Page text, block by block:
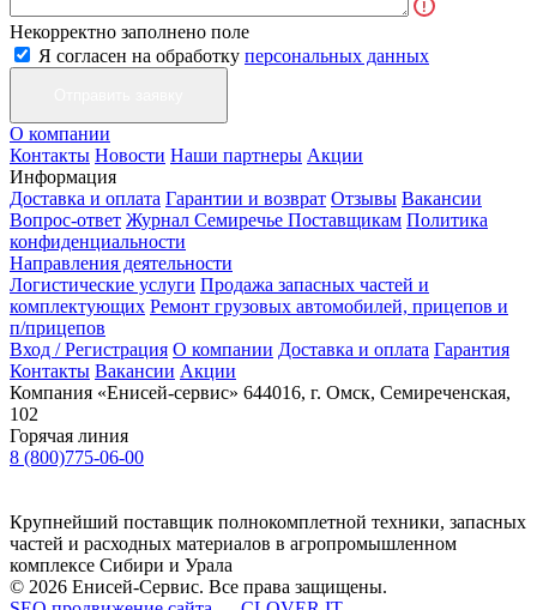
Некорректно заполнено поле
Я согласен на обработку персональных данных
О компании
Контакты Новости Наши партнеры Акции
Информация
Доставка и оплата Гарантии и возврат Отзывы Вакансии
Вопрос-ответ Журнал Семиречье Поставщикам Политика
конфиденциальности
Направления деятельности
Логистические услуги Продажа запасных частей и
комплектующих Ремонт грузовых автомобилей, прицепов и
п/прицепов
Вход / Регистрация О компании Доставка и оплата Гарантия
Контакты Вакансии Акции
Компания «Енисей-сервис» 644016, г. Омск, Семиреченская,
102
Горячая линия
8 (800)775-06-00
Крупнейший поставщик полнокомплетной техники, запасных
частей и расходных материалов в агропромышленном
комплексе Сибири и Урала
© 2026 Енисей-Сервис. Все права защищены.